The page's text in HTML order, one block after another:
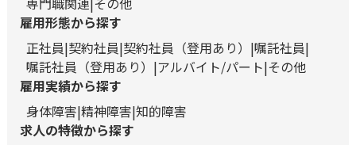
雇用形態から探す
正社員 契約社員 契約社員（登用あり）
嘱託社員
嘱託社員（登用あり）
アルバイト/パート その他
雇用実績から探す
身体障害 精神障害 知的障害
求人の特徴から探す